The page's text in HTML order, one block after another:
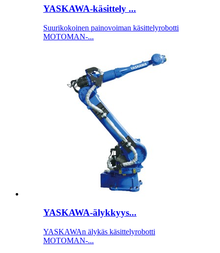
YASKAWA-käsittely ...
Suurikokoinen painovoiman käsittelyrobotti
MOTOMAN-...
YASKAWA-älykkyys...
YASKAWAn älykäs käsittelyrobotti
MOTOMAN-...